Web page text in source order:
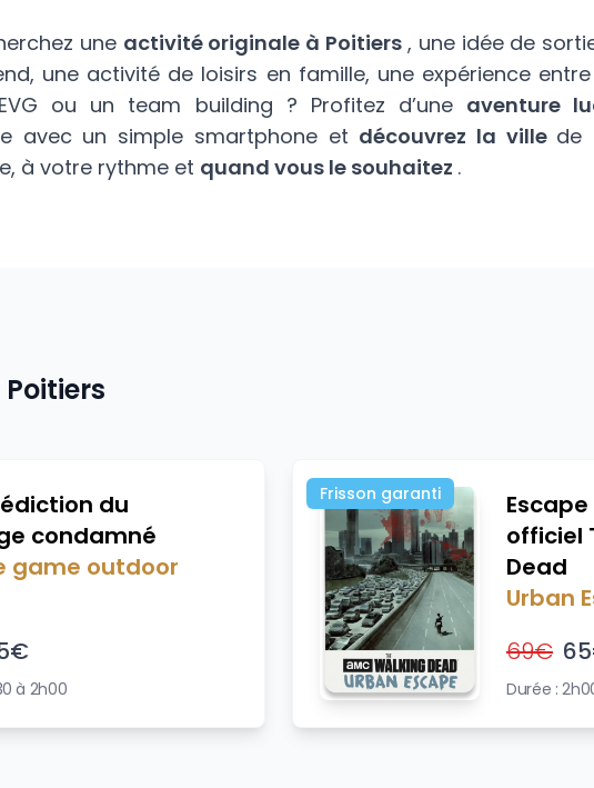
une activité originale à Poitiers , une idée de
une activité de loisirs en famille, une expérience
ou un team building ? Profitez d’une aventure
avec un simple smartphone et découvrez la ville de
à votre rythme et quand vous le souhaitez .
Poitiers
du
condamné
game outdoor
€
à 2h00
Frisson garanti
officiel
Dead
Urban
69€ 65
Durée :